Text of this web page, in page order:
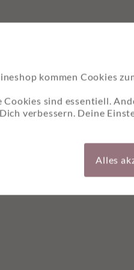
kommen Cookies
Cookies sind essentiell.
verbessern. Deine
Alles